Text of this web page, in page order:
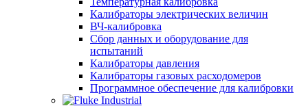
Калибраторы электрических величин
ВЧ-калибровка
Сбор данных и оборудование для
испытаний
Калибраторы давления
Калибраторы газовых расходомеров
Программное обеспечение для калибровки